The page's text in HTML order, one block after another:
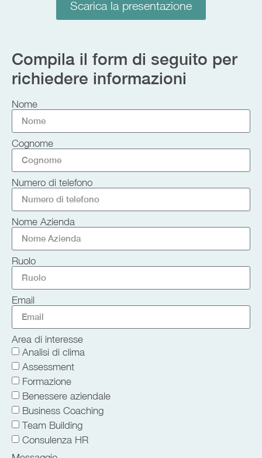
Scarica la presentazione
Compila il form di seguito per
richiedere informazioni
Nome
Cognome
Numero di telefono
Nome Azienda
Ruolo
Email
Area di interesse
Analisi di clima
Assessment
Formazione
Benessere aziendale
Business Coaching
Team Building
Consulenza HR